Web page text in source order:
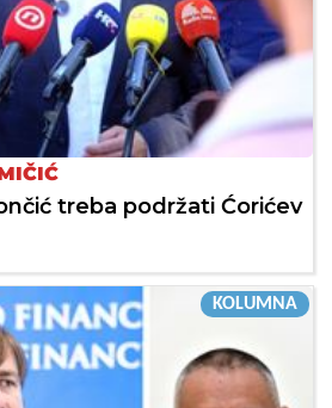
treba podržati Ćorićev
KOLUMNA